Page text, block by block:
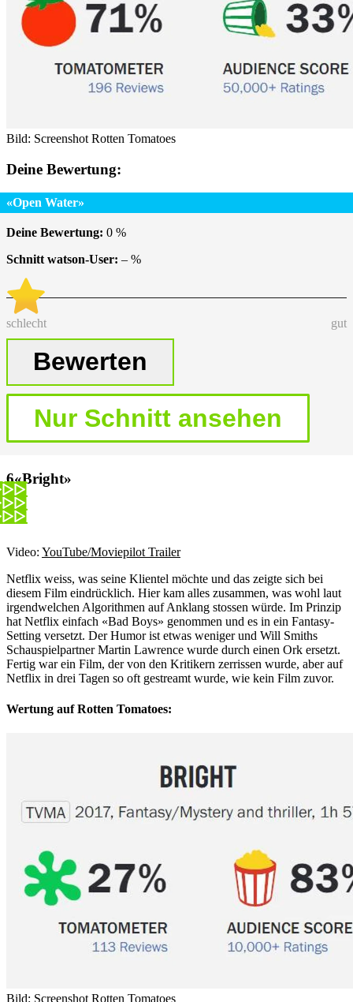
Bild: Screenshot Rotten Tomatoes
Deine Bewertung:
«Open Water»
Deine Bewertung: 0 %
Schnitt watson-User: – %
schlecht gut
«Bright»
Video: YouTube/Moviepilot Trailer
Netflix weiss, was seine Klientel möchte und das zeigte sich bei
diesem Film eindrücklich. Hier kam alles zusammen, was wohl laut
irgendwelchen Algorithmen auf Anklang stossen würde. Im Prinzip
hat Netflix einfach «Bad Boys» genommen und es in ein Fantasy-
Setting versetzt. Der Humor ist etwas weniger und Will Smiths
Schauspielpartner Martin Lawrence wurde durch einen Ork ersetzt.
Fertig war ein Film, der von den Kritikern zerrissen wurde, aber auf
Netflix in drei Tagen so oft gestreamt wurde, wie kein Film zuvor.
Wertung auf Rotten Tomatoes:
Bild: Screenshot Rotten Tomatoes